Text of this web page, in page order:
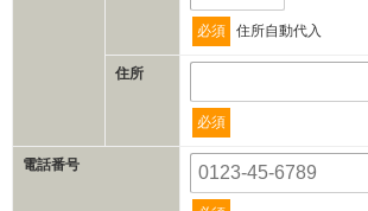
必須 住所自動代入
住所
必須
電話番号